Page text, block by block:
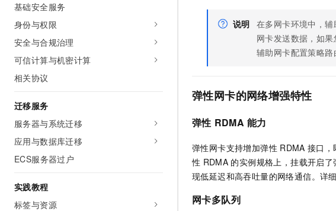
基础安全服务
身份与权限
安全与合规治理
可信计算与机密计算
相关协议
迁移服务
服务器与系统迁移
应用与数据库迁移
ECS服务器过户
实践教程
标签与资源
说明 在多网卡环境中，
网卡发送数据，如
辅助网卡配置策略路
弹性网卡的网络增强特性
弹性 RDMA 能力
弹性网卡支持增加弹性 RDMA 接口，
性 RDMA 的实例规格上，挂载开启了
现低延迟和高吞吐量的网络通信。详
网卡多队列